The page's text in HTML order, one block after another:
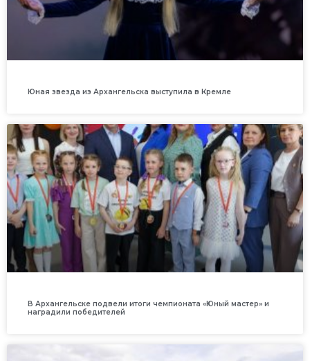
Юная звезда из Архангельска выступила в Кремле
В Архангельске подвели итоги чемпионата «Юный мастер» и
наградили победителей